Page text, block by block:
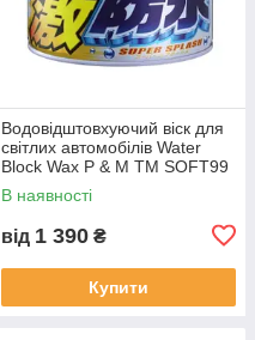
Водовідштовхуючий віск для
світлих автомобілів Water
Block Wax P & M ТМ SOFT99
В наявності
від 1 390 ₴
Купити